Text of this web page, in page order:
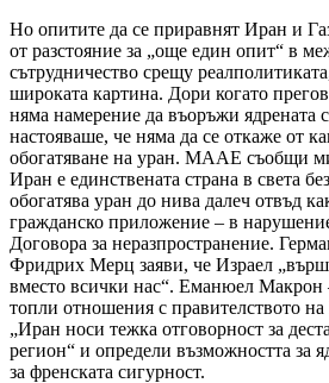
Но опитите да се приравнят Иран и
от разстояние за „още един опит“ в
сътрудничество срещу
широката картина. Дори когато
няма намерение да въоръжи ядрената
настояваше, че няма да се откаже от
обогатяване на уран. МААЕ съобщи
Иран е единствената страна в света
обогатява уран до нива далеч отвъд
гражданско приложение – в
Договора за неразпространение.
Фридрих Мерц заяви, че Израел
вместо всички нас“. Еманюел Макрон
топли отношения с правителството на
„Иран носи тежка отговорност за
регион“ и определи възможността за
за френската сигурност.